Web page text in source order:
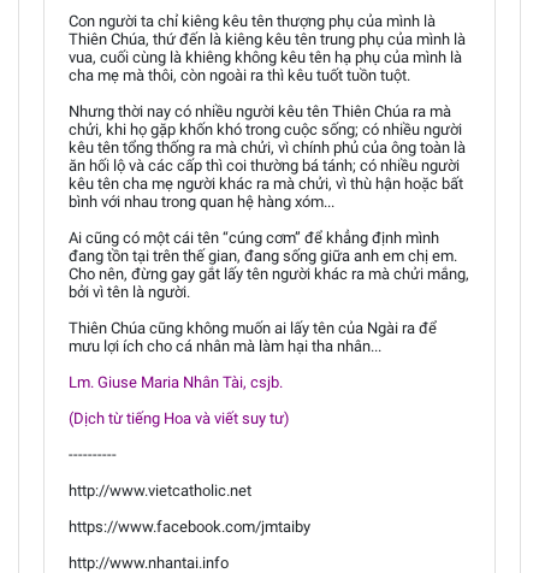
Con người ta chỉ kiêng kêu tên thượng phụ của mình là
Thiên Chúa, thứ đến là kiêng kêu tên trung phụ của mình là
vua, cuối cùng là khiêng không kêu tên hạ phụ của mình là
cha mẹ mà thôi, còn ngoài ra thì kêu tuốt tuồn tuột.
Nhưng thời nay có nhiều người kêu tên Thiên Chúa ra mà
chửi, khi họ gặp khốn khó trong cuộc sống; có nhiều người
kêu tên tổng thống ra mà chửi, vì chính phủ của ông toàn là
ăn hối lộ và các cấp thì coi thường bá tánh; có nhiều người
kêu tên cha mẹ người khác ra mà chửi, vì thù hận hoặc bất
bình với nhau trong quan hệ hàng xóm...
Ai cũng có một cái tên “cúng cơm” để khẳng định mình
đang tồn tại trên thế gian, đang sống giữa anh em chị em.
Cho nên, đừng gay gắt lấy tên người khác ra mà chửi mắng,
bởi vì tên là người.
Thiên Chúa cũng không muốn ai lấy tên của Ngài ra để
mưu lợi ích cho cá nhân mà làm hại tha nhân...
Lm. Giuse Maria Nhân Tài, csjb.
(Dịch từ tiếng Hoa và viết suy tư)
----------
http://www.vietcatholic.net
https://www.facebook.com/jmtaiby
http://www.nhantai.info